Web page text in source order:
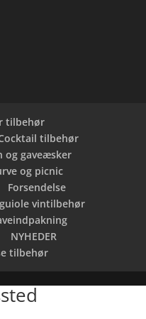
tilbehør
tilbehør
og gaveæsker
og picnic
Forsendelse
vintilbehør
NYHEDER
tilbehør